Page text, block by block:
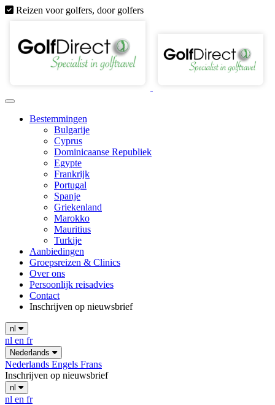
Reizen voor golfers, door golfers
Bestemmingen
Bulgarije
Cyprus
Dominicaanse Republiek
Egypte
Frankrijk
Portugal
Spanje
Griekenland
Marokko
Mauritius
Turkije
Aanbiedingen
Groepsreizen & Clinics
Over ons
Persoonlijk reisadvies
Contact
Inschrijven op nieuwsbrief
nl
nl en fr
Nederlands
Nederlands Engels Frans
Inschrijven op nieuwsbrief
nl
nl en fr